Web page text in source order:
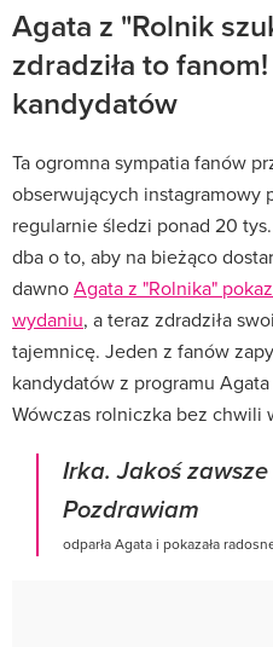
Agata z "Rolnik
zdradziła to
kandydatów
Ta ogromna sympatia fanów
obserwujących instagramowy
regularnie śledzi ponad 20
dba o to, aby na bieżąco
dawnoAgata z "Rolnika"
wydaniu, a teraz zdradziła
tajemnicę. Jeden z fanów
kandydatów z programu
Wówczas rolniczka bez chwili
Irka. Jakoś
Pozdrawiam
odparła Agata i pokazała